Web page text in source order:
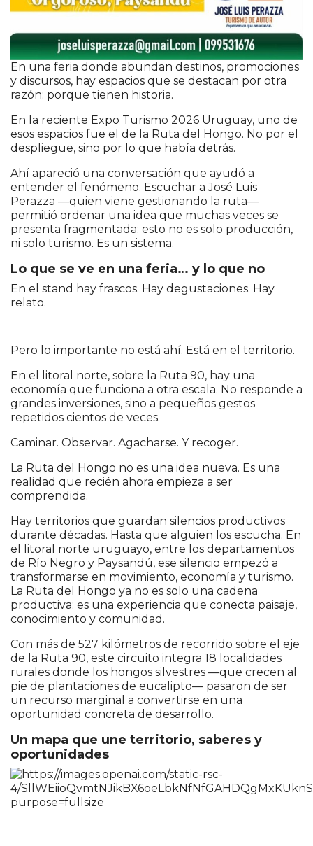
En una feria donde abundan destinos, promociones
y discursos, hay espacios que se destacan por otra
razón: porque tienen historia.
En la reciente Expo Turismo 2026 Uruguay, uno de
esos espacios fue el de la Ruta del Hongo. No por el
despliegue, sino por lo que había detrás.
Ahí apareció una conversación que ayudó a
entender el fenómeno. Escuchar a José Luis
Perazza —quien viene gestionando la ruta—
permitió ordenar una idea que muchas veces se
presenta fragmentada: esto no es solo producción,
ni solo turismo. Es un sistema.
Lo que se ve en una feria… y lo que no
En el stand hay frascos. Hay degustaciones. Hay
relato.
Pero lo importante no está ahí. Está en el territorio.
En el litoral norte, sobre la Ruta 90, hay una
economía que funciona a otra escala. No responde a
grandes inversiones, sino a pequeños gestos
repetidos cientos de veces.
Caminar. Observar. Agacharse. Y recoger.
La Ruta del Hongo no es una idea nueva. Es una
realidad que recién ahora empieza a ser
comprendida.
Hay territorios que guardan silencios productivos
durante décadas. Hasta que alguien los escucha. En
el litoral norte uruguayo, entre los departamentos
de Río Negro y Paysandú, ese silencio empezó a
transformarse en movimiento, economía y turismo.
La Ruta del Hongo ya no es solo una cadena
productiva: es una experiencia que conecta paisaje,
conocimiento y comunidad.
Con más de 527 kilómetros de recorrido sobre el eje
de la Ruta 90, este circuito integra 18 localidades
rurales donde los hongos silvestres —que crecen al
pie de plantaciones de eucalipto— pasaron de ser
un recurso marginal a convertirse en una
oportunidad concreta de desarrollo.
Un mapa que une territorio, saberes y
oportunidades